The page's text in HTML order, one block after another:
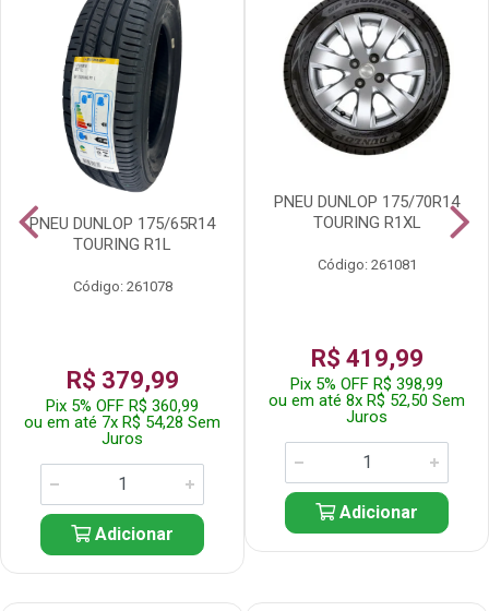
PNEU DUNLOP 175/65R14
TOURING R1L
Código: 261078
R$ 379,99
Pix 5% OFF R$ 360,99
ou em até 7x R$ 54,28 Sem
Juros
Adicionar
PNEU DUNLOP 175/70R14
TOURING R1XL
Código: 261081
R$ 419,99
Pix 5% OFF R$ 398,99
ou em até 8x R$ 52,50 Sem
Juros
Adicionar